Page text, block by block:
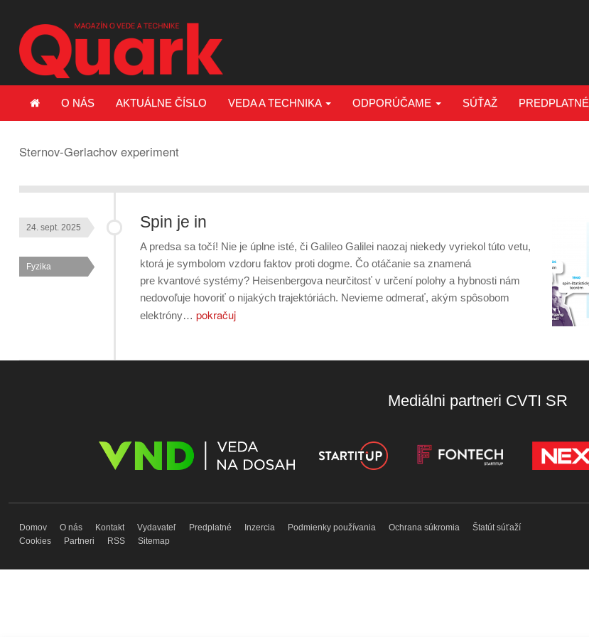
O NÁS AKTUÁLNE ČÍSLO VEDA A TECHNIKA ODPORÚČAME SÚŤAŽ PREDPLATNÉ
Sternov-Gerlachov experiment
Spin je in
24. sept. 2025
Fyzika
A predsa sa točí! Nie je úplne isté, či Galileo Galilei naozaj niekedy vyriekol túto vetu,
ktorá je symbolom vzdoru faktov proti dogme. Čo otáčanie sa znamená
pre kvantové systémy? Heisenbergova neurčitosť v určení polohy a hybnosti nám
nedovoľuje hovoriť o nijakých trajektóriách. Nevieme odmerať, akým spôsobom
elektróny… pokračuj
Mediálni partneri CVTI SR
Domov O nás Kontakt Vydavateľ Predplatné Inzercia Podmienky používania Ochrana súkromia
Štatút súťaží
Cookies
Partneri RSS Sitemap